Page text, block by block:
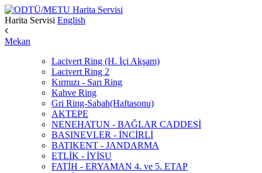
Harita Servisi English
Mekan
Lacivert Ring (H. İçi Akşam)
Lacivert Ring 2
Kırmızı - Sarı Ring
Kahve Ring
Gri Ring-Sabah(Haftasonu)
AKTEPE
NENEHATUN - BAĞLAR CADDESİ
BASINEVLER - İNCİRLİ
BATIKENT - JANDARMA
ETLİK - İYİSU
FATİH - ERYAMAN 4. ve 5. ETAP